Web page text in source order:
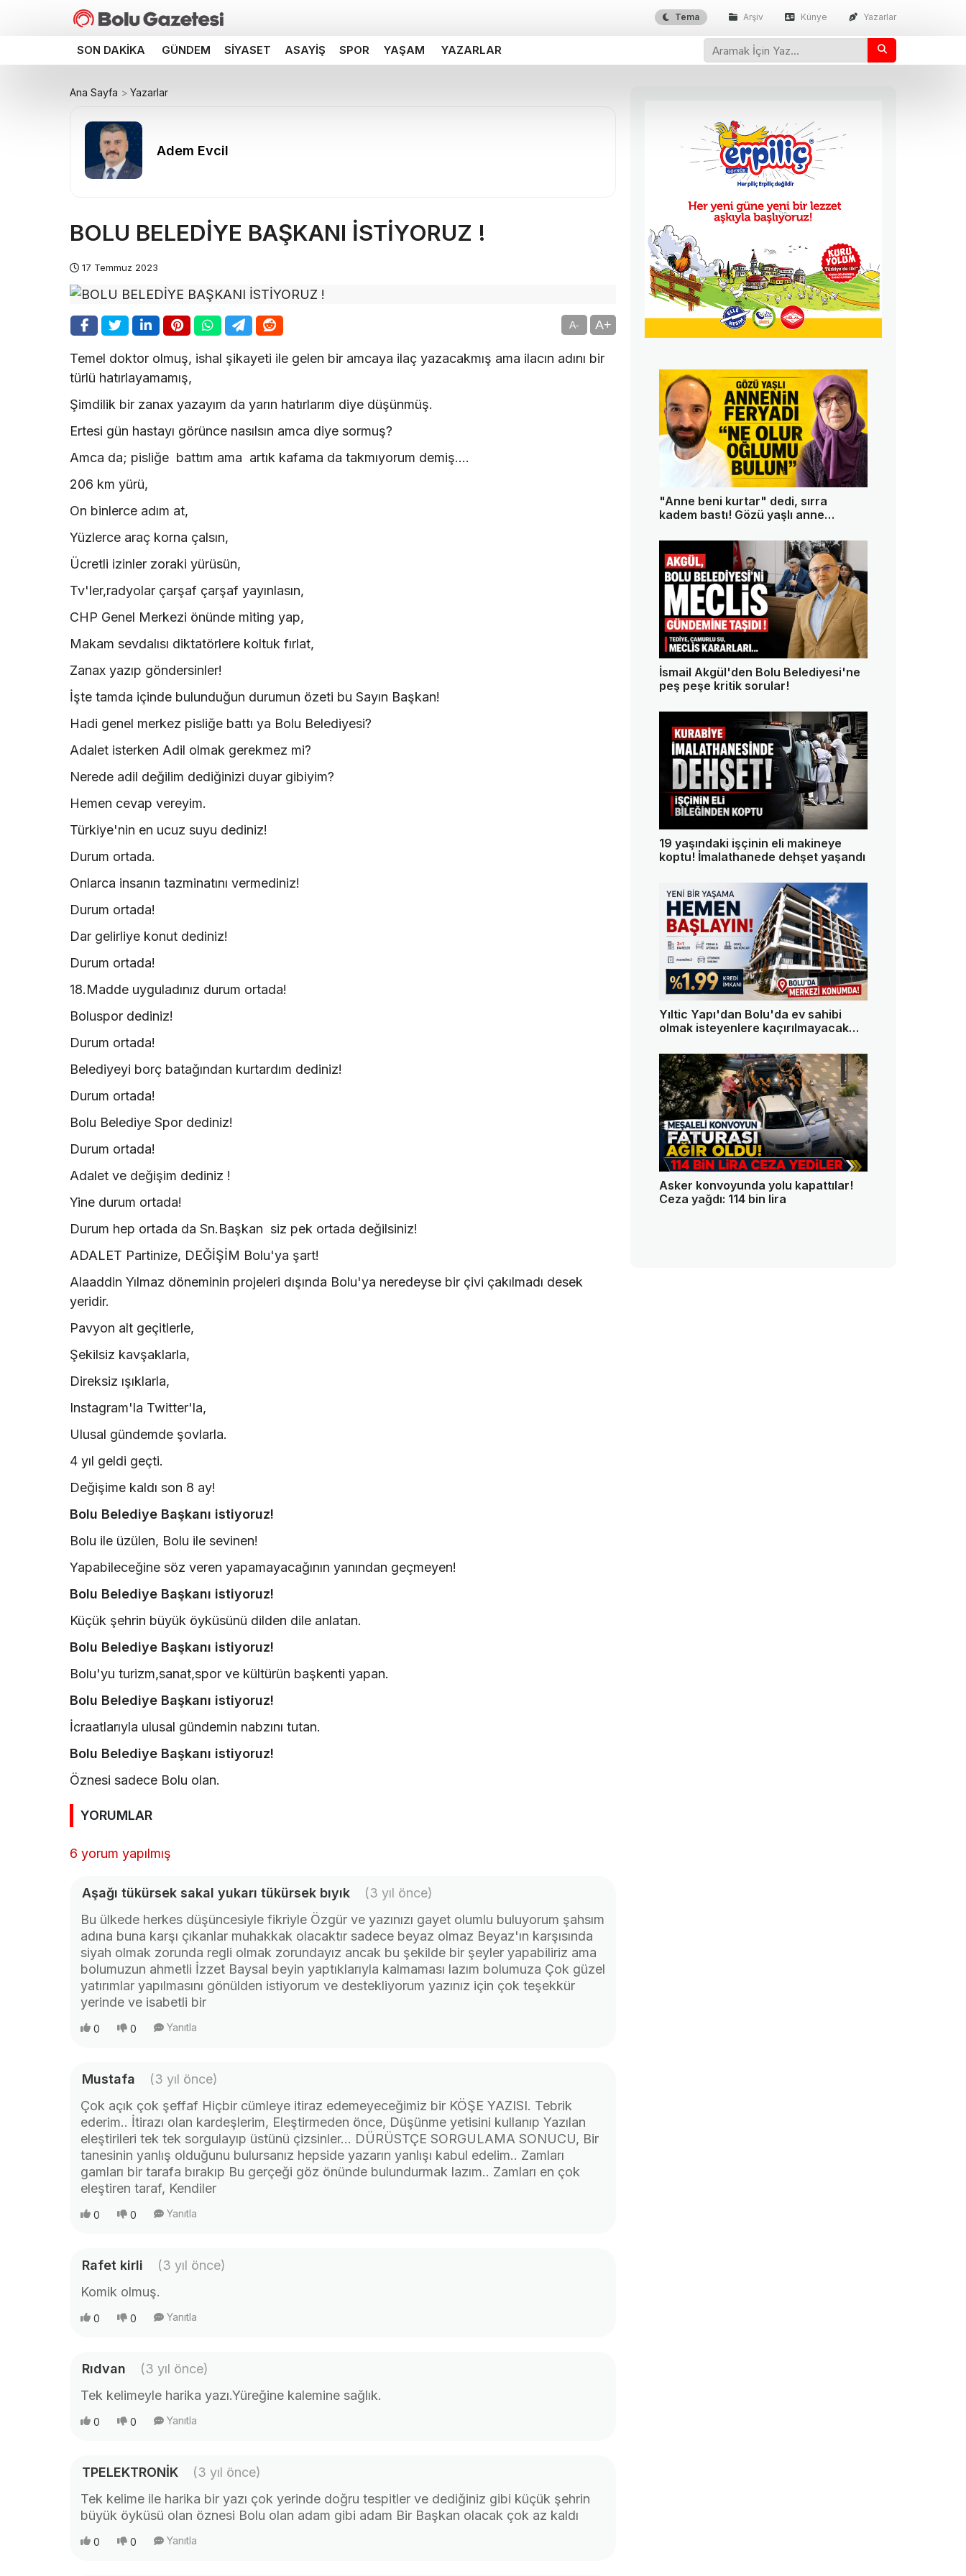
Tema Arşiv Künye Yazarlar
SON DAKIKA GÜNDEM SIYASET ASAYIŞ SPOR YAŞAM YAZARLAR
Ana Sayfa Yazarlar
Adem Evcil
BOLU BELEDİYE BAŞKANI İSTİYORUZ !
17 Temmuz 2023
A- A+
Temel doktor olmuş, ishal şikayeti ile gelen bir amcaya ilaç yazacakmış ama ilacın adını bir
türlü hatırlayamamış,
Şimdilik bir zanax yazayım da yarın hatırlarım diye düşünmüş.
Ertesi gün hastayı görünce nasılsın amca diye sormuş?
Amca da; pisliğe battım ama artık kafama da takmıyorum demiş....
206 km yürü,
On binlerce adım at,
Yüzlerce araç korna çalsın,
Ücretli izinler zoraki yürüsün,
Tv'ler,radyolar çarşaf çarşaf yayınlasın,
CHP Genel Merkezi önünde miting yap,
Makam sevdalısı diktatörlere koltuk fırlat,
Zanax yazıp göndersinler!
İşte tamda içinde bulunduğun durumun özeti bu Sayın Başkan!
Hadi genel merkez pisliğe battı ya Bolu Belediyesi?
Adalet isterken Adil olmak gerekmez mi?
Nerede adil değilim dediğinizi duyar gibiyim?
Hemen cevap vereyim.
Türkiye'nin en ucuz suyu dediniz!
Durum ortada.
Onlarca insanın tazminatını vermediniz!
Durum ortada!
Dar gelirliye konut dediniz!
Durum ortada!
18.Madde uyguladınız durum ortada!
Boluspor dediniz!
Durum ortada!
Belediyeyi borç batağından kurtardım dediniz!
Durum ortada!
Bolu Belediye Spor dediniz!
Durum ortada!
Adalet ve değişim dediniz !
Yine durum ortada!
Durum hep ortada da Sn.Başkan siz pek ortada değilsiniz!
ADALET Partinize, DEĞİŞİM Bolu'ya şart!
Alaaddin Yılmaz döneminin projeleri dışında Bolu'ya neredeyse bir çivi çakılmadı desek
yeridir.
Pavyon alt geçitlerle,
Şekilsiz kavşaklarla,
Direksiz ışıklarla,
Instagram'la Twitter'la,
Ulusal gündemde şovlarla.
4 yıl geldi geçti.
Değişime kaldı son 8 ay!
Bolu Belediye Başkanı istiyoruz!
Bolu ile üzülen, Bolu ile sevinen!
Yapabileceğine söz veren yapamayacağının yanından geçmeyen!
Bolu Belediye Başkanı istiyoruz!
Küçük şehrin büyük öyküsünü dilden dile anlatan.
Bolu Belediye Başkanı istiyoruz!
Bolu'yu turizm,sanat,spor ve kültürün başkenti yapan.
Bolu Belediye Başkanı istiyoruz!
İcraatlarıyla ulusal gündemin nabzını tutan.
Bolu Belediye Başkanı istiyoruz!
Öznesi sadece Bolu olan.
YORUMLAR
6 yorum yapılmış
Aşağı tükürsek sakal yukarı tükürsek bıyık
(3 yıl önce)
Bu ülkede herkes düşüncesiyle fikriyle Özgür ve yazınızı gayet olumlu buluyorum şahsım
adına buna karşı çıkanlar muhakkak olacaktır sadece beyaz olmaz Beyaz'ın karşısında
siyah olmak zorunda regli olmak zorundayız ancak bu şekilde bir şeyler yapabiliriz ama
bolumuzun ahmetli İzzet Baysal beyin yaptıklarıyla kalmaması lazım bolumuza Çok güzel
yatırımlar yapılmasını gönülden istiyorum ve destekliyorum yazınız için çok teşekkür
yerinde ve isabetli bir
0 0 Yanıtla
Mustafa
(3 yıl önce)
Çok açık çok şeffaf Hiçbir cümleye itiraz edemeyeceğimiz bir KÖŞE YAZISI. Tebrik
ederim.. İtirazı olan kardeşlerim, Eleştirmeden önce, Düşünme yetisini kullanıp Yazılan
eleştirileri tek tek sorgulayıp üstünü çizsinler... DÜRÜSTÇE SORGULAMA SONUCU, Bir
tanesinin yanlış olduğunu bulursanız hepside yazarın yanlışı kabul edelim.. Zamları
gamları bir tarafa bırakıp Bu gerçeği göz önünde bulundurmak lazım.. Zamları en çok
eleştiren taraf, Kendiler
0 0 Yanıtla
Rafet kirli
(3 yıl önce)
Komik olmuş.
0 0 Yanıtla
Rıdvan
(3 yıl önce)
Tek kelimeyle harika yazı.Yüreğine kalemine sağlık.
0 0 Yanıtla
TPELEKTRONİK
(3 yıl önce)
Tek kelime ile harika bir yazı çok yerinde doğru tespitler ve dediğiniz gibi küçük şehrin
büyük öyküsü olan öznesi Bolu olan adam gibi adam Bir Başkan olacak çok az kaldı
0 0 Yanıtla
"Anne beni kurtar" dedi, sırra
kadem bastı! Gözü yaşlı anne
İsmail Akgül'den Bolu Belediyesi'ne
peş peşe kritik sorular!
19 yaşındaki işçinin eli makineye
koptu! İmalathanede dehşet yaşandı
Yıltic Yapı'dan Bolu'da ev sahibi
olmak isteyenlere kaçırılmayacak
Asker konvoyunda yolu kapattılar!
Ceza yağdı: 114 bin lira